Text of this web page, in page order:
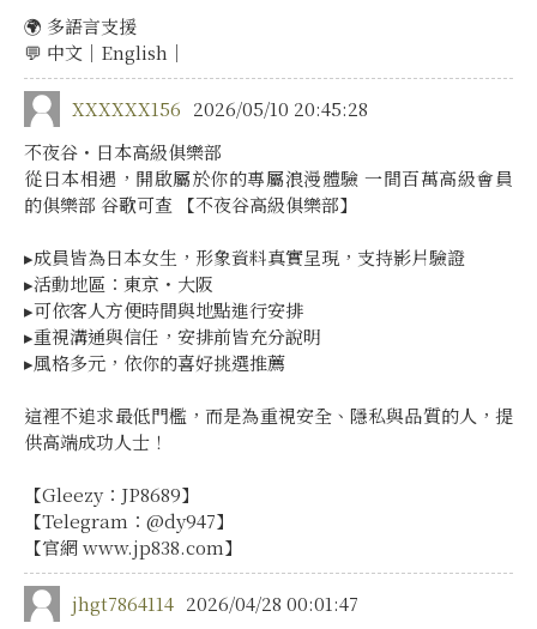
🌍 多語言支援
💬 中文｜English｜
XXXXXX156 2026/05/10 20:45:28
不夜谷・日本高級俱樂部
從日本相遇，開啟屬於你的專屬浪漫體驗 一間百萬高級會員
的俱樂部 谷歌可查 【不夜谷高級俱樂部】
▸成員皆為日本女生，形象資料真實呈現，支持影片驗證
▸活動地區：東京・大阪
▸可依客人方便時間與地點進行安排
▸重視溝通與信任，安排前皆充分說明
▸風格多元，依你的喜好挑選推薦
這裡不追求最低門檻，而是為重視安全、隱私與品質的人，提
供高端成功人士！
【Gleezy：JP8689】
【Telegram：@dy947】
【官網 www.jp838.com】
jhgt7864114 2026/04/28 00:01:47